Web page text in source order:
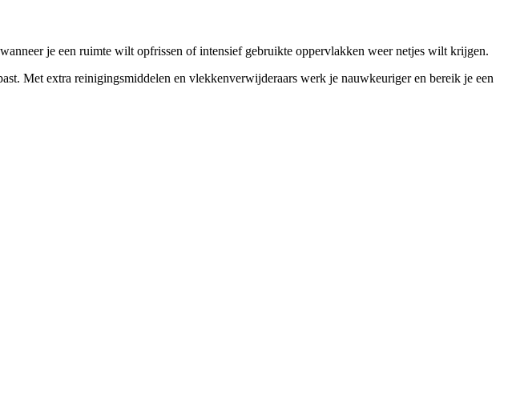
je een ruimte wilt opfrissen of intensief gebruikte oppervlakken weer netjes wilt krijgen.
Met extra reinigingsmiddelen en vlekkenverwijderaars werk je nauwkeuriger en bereik je een